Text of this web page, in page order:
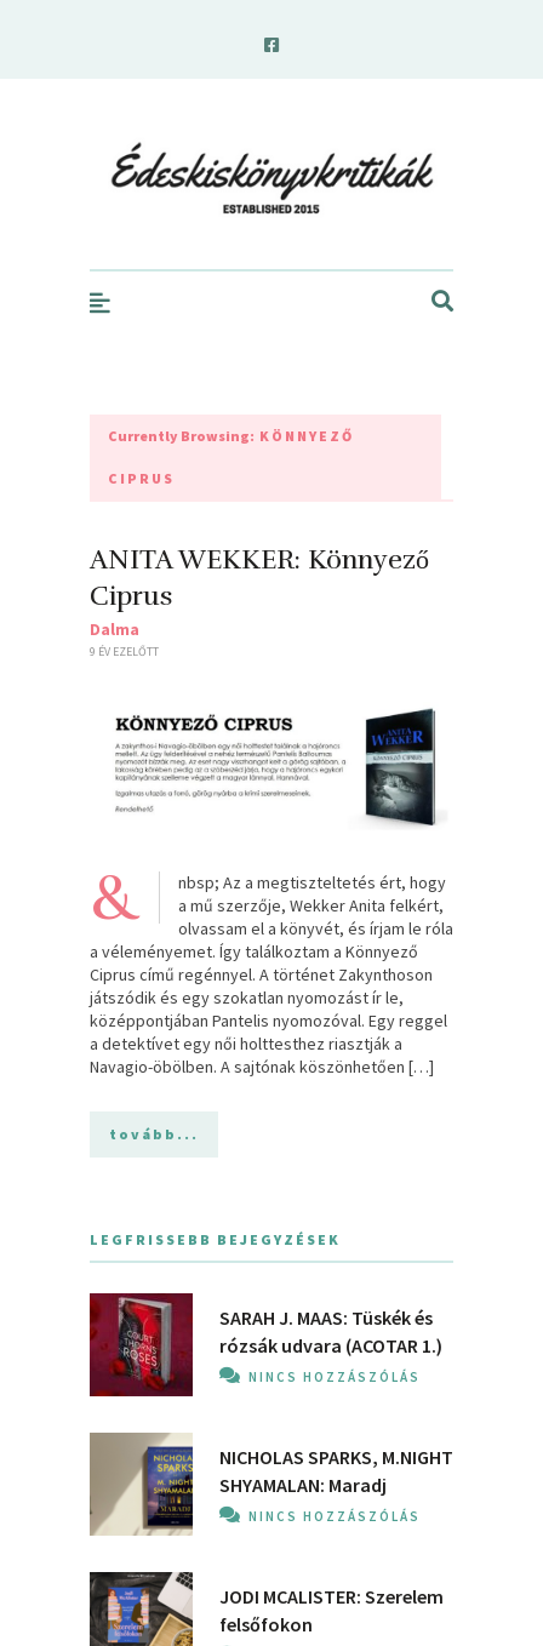
Currently Browsing: KÖNNYEZŐ
CIPRUS
ANITA WEKKER: Könnyező
Ciprus
Dalma
9 ÉV EZELŐTT
&
nbsp; Az a megtiszteltetés ért, hogy
a mű szerzője, Wekker Anita felkért,
olvassam el a könyvét, és írjam le róla
a véleményemet. Így találkoztam a Könnyező
Ciprus című regénnyel. A történet Zakynthoson
játszódik és egy szokatlan nyomozást ír le,
középpontjában Pantelis nyomozóval. Egy reggel
a detektívet egy női holttesthez riasztják a
Navagio-öbölben. A sajtónak köszönhetően […]
tovább...
LEGFRISSEBB BEJEGYZÉSEK
SARAH J. MAAS: Tüskék és
rózsák udvara (ACOTAR 1.)
NINCS HOZZÁSZÓLÁS
NICHOLAS SPARKS, M.NIGHT
SHYAMALAN: Maradj
NINCS HOZZÁSZÓLÁS
JODI MCALISTER: Szerelem
felsőfokon